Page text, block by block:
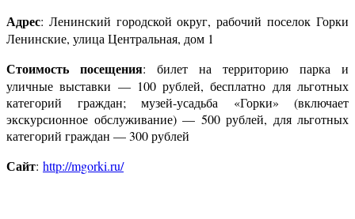
Адрес: Ленинский городской округ, рабочий поселок Горки
Ленинские, улица Центральная, дом 1
Стоимость посещения: билет на территорию парка и
уличные выставки — 100 рублей, бесплатно для льготных
категорий граждан; музей-усадьба «Горки» (включает
экскурсионное обслуживание) — 500 рублей, для льготных
категорий граждан — 300 рублей
Сайт: http://mgorki.ru/